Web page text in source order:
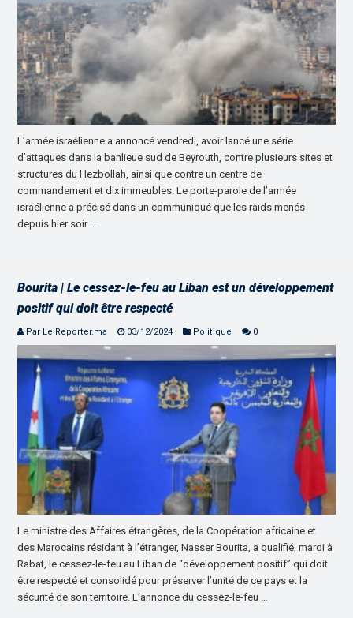
L’armée israélienne a annoncé vendredi, avoir lancé une série
d’attaques dans la banlieue sud de Beyrouth, contre plusieurs sites et
structures du Hezbollah, ainsi que contre un centre de
commandement et dix immeubles. Le porte-parole de l’armée
israélienne a précisé dans un communiqué que les raids menés
depuis hier soir …
Bourita | Le cessez-le-feu au Liban est un développement
positif qui doit être respecté
Par Le Reporter.ma 03/12/2024 Politique 0
Le ministre des Affaires étrangères, de la Coopération africaine et
des Marocains résidant à l’étranger, Nasser Bourita, a qualifié, mardi à
Rabat, le cessez-le-feu au Liban de “développement positif” qui doit
être respecté et consolidé pour préserver l’unité de ce pays et la
sécurité de son territoire. L’annonce du cessez-le-feu …